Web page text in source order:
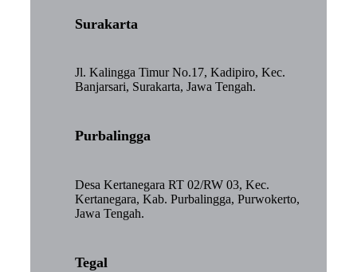
Surakarta
Jl. Kalingga Timur No.17, Kadipiro, Kec.
Banjarsari, Surakarta, Jawa Tengah.
Purbalingga
Desa Kertanegara RT 02/RW 03, Kec.
Kertanegara, Kab. Purbalingga, Purwokerto,
Jawa Tengah.
Tegal